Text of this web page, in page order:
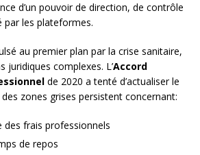
d’un pouvoir de direction, de contrôle
par les plateformes.
au premier plan par la crise sanitaire,
juridiques complexes. L’Accord
de 2020 a tenté d’actualiser le
zones grises persistent concernant:
des frais professionnels
de repos